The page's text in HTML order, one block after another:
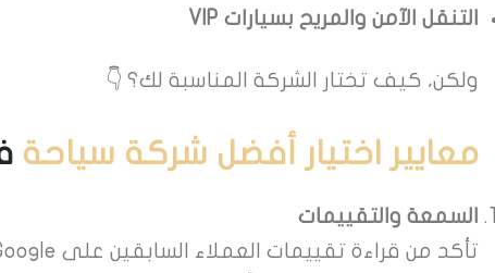
التنقل الآمن والمريح بسيارات VIP
ولكن، كيف تختار الشركة المناسبة لك؟ 👇
معايير اختيار أفضل شركة سياحة
السمعة والتقييمات